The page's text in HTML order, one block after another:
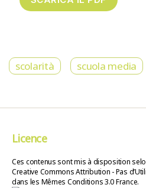
scolarità scuola media
Licence
Ces contenus sont mis à disposition
Creative Commons Attribution - Pas
dans les Mêmes Conditions 3.0 France.